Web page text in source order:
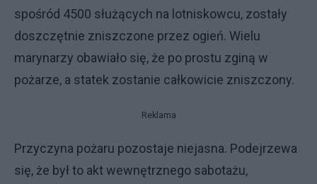
spośród 4500 służących na lotniskowcu, zostały
doszczętnie zniszczone przez ogień. Wielu
marynarzy obawiało się, że po prostu zginą w
pożarze, a statek zostanie całkowicie zniszczony.
Reklama
Przyczyna pożaru pozostaje niejasna. Podejrzewa
się, że był to akt wewnętrznego sabotażu,